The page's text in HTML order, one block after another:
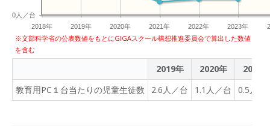
2018年 2019年 2020年 2021年 2022年 2023年
0人／台
※文部科学省の公表数値をもとにGIGAスクール構想推進委員会で算出した数値
を含む
2019年 2020年
2021年
教育用PC１台当たりの児童生徒数
2.6人／台 1.1人／台 0.5人／